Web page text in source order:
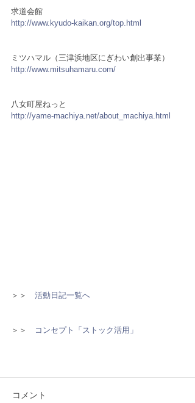
求道会館
http://www.kyudo-kaikan.org/top.html
ミツハマル（三津浜地区にぎわい創出事業）
http://www.mitsuhamaru.com/
八女町屋ねっと
http://yame-machiya.net/about_machiya.html
＞＞ 活動日記一覧へ
＞＞ コンセプト「ストック活用」
コメント